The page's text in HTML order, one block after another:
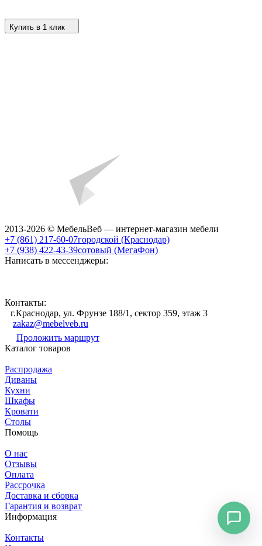
Купить в 1 клик
2013-2026 © МебельВеб — интернет-магазин мебели
+7 (861) 217-60-07городской (Краснодар)
+7 (938) 422-43-39сотовый (МегаФон)
Написать в мессенджеры:
Контакты:
г.Краснодар, ул. Фрунзе 188/1, сектор 359, этаж 3
zakaz@mebelveb.ru
Проложить маршрут
Каталог товаров
Распродажа
Диваны
Кухни
Шкафы
Кровати
Столы
Помощь
О нас
Отзывы
Оплата
Рассрочка
Доставка и сборка
Гарантия и возврат
Информация
Контакты